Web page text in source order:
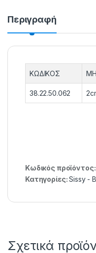
Περιγραφή
ΚΩΔΙΚΟΣ
38.22.50.062
Κωδικός
Κατηγορίες:Sissy -
Σχετικά